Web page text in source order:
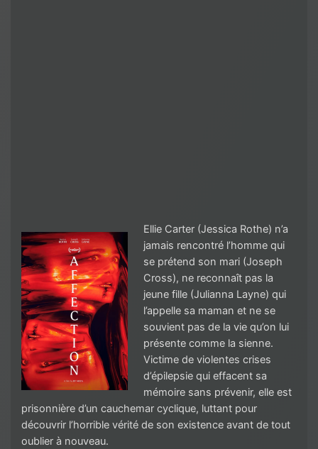
Ellie Carter (Jessica Rothe) n’a
jamais rencontré l’homme qui
se prétend son mari (Joseph
Cross), ne reconnaît pas la
jeune fille (Julianna Layne) qui
l’appelle sa maman et ne se
souvient pas de la vie qu’on lui
présente comme la sienne.
Victime de violentes crises
d’épilepsie qui effacent sa
mémoire sans prévenir, elle est
prisonnière d’un cauchemar cyclique, luttant pour
découvrir l’horrible vérité de son existence avant de tout
oublier à nouveau.